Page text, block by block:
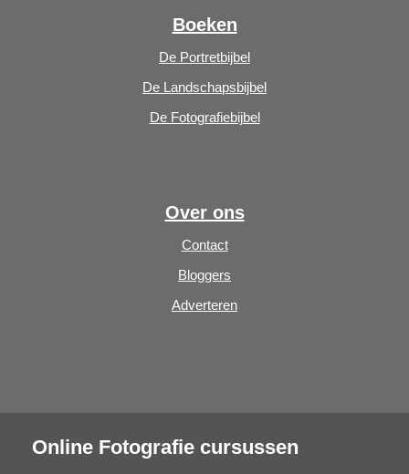
Boeken
De Portretbijbel
De Landschapsbijbel
De Fotografiebijbel
Over ons
Contact
Bloggers
Adverteren
Online Fotografie cursussen